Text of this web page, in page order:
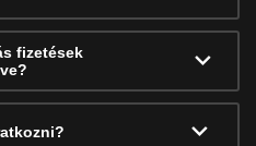
fizetések